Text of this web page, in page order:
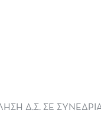
Δ.Σ. ΣΕ